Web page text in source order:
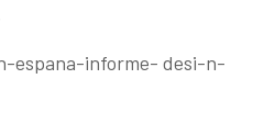
espana-informe- desi-n-